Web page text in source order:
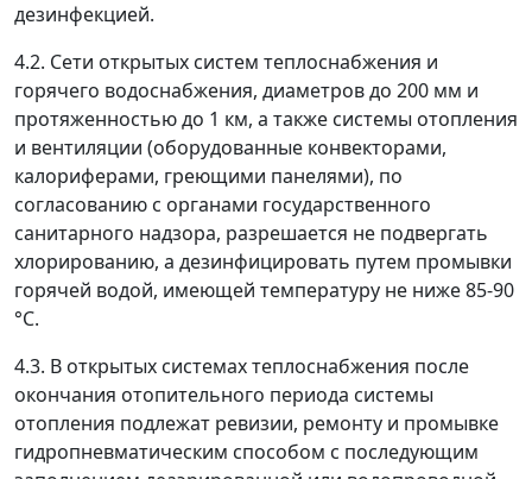
дезинфекцией.
4.2. Сети открытых систем теплоснабжения и
горячего водоснабжения, диаметров до 200 мм и
протяженностью до 1 км, а также системы отопления
и вентиляции (оборудованные конвекторами,
калориферами, греющими панелями), по
согласованию с органами государственного
санитарного надзора, разрешается не подвергать
хлорированию, а дезинфицировать путем промывки
горячей водой, имеющей температуру не ниже 85-90
°С.
4.3. В открытых системах теплоснабжения после
окончания отопительного периода системы
отопления подлежат ревизии, ремонту и промывке
гидропневматическим способом с последующим